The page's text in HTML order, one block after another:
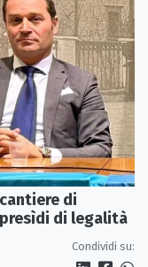
di
di legalità
Condividi su: